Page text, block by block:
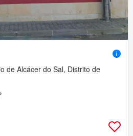
de Alcácer do Sal, Distrito de